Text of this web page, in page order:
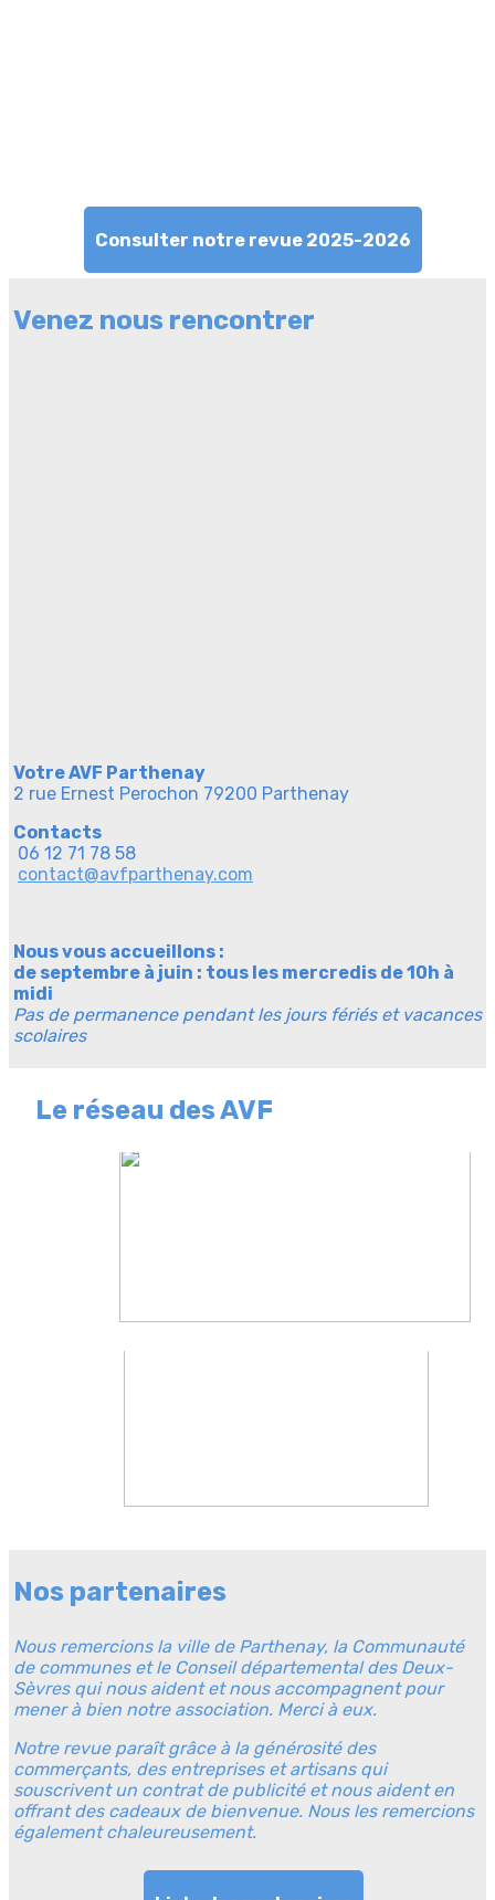
Consulter notre revue 2025-2026
Venez nous rencontrer
Votre AVF Parthenay
2 rue Ernest Perochon 79200 Parthenay
Contacts
06 12 71 78 58
contact@avfparthenay.com
Nous vous accueillons :
de septembre à juin : tous les mercredis de 10h à
midi
Pas de permanence pendant les jours fériés et vacances
scolaires
Le réseau des AVF
Nos partenaires
Nous remercions la ville de Parthenay, la Communauté
de communes et le Conseil départemental des Deux-
Sèvres qui nous aident et nous accompagnent pour
mener à bien notre association. Merci à eux.
Notre revue paraît grâce à la générosité des
commerçants, des entreprises et artisans qui
souscrivent un contrat de publicité et nous aident en
offrant des cadeaux de bienvenue. Nous les remercions
également chaleureusement.